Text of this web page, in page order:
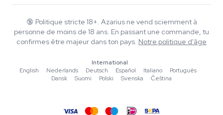
Politique de confidentialité
Wiki
Rédacteurs
Outils & Calculateurs
🔞 Politique stricte 18+. Azarius ne vend sciemment à
personne de moins de 18 ans. En passant une commande, tu
confirmes être majeur dans ton pays. Notre politique d'âge
International
English
·Nederlands ·Deutsch ·Español ·Italiano ·Português
·
Dansk
·Suomi ·Polski ·Svenska ·Čeština